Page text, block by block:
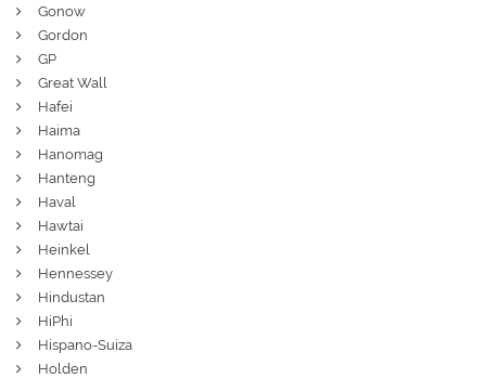
Gonow
Gordon
GP
Great Wall
Hafei
Haima
Hanomag
Hanteng
Haval
Hawtai
Heinkel
Hennessey
Hindustan
HiPhi
Hispano-Suiza
Holden